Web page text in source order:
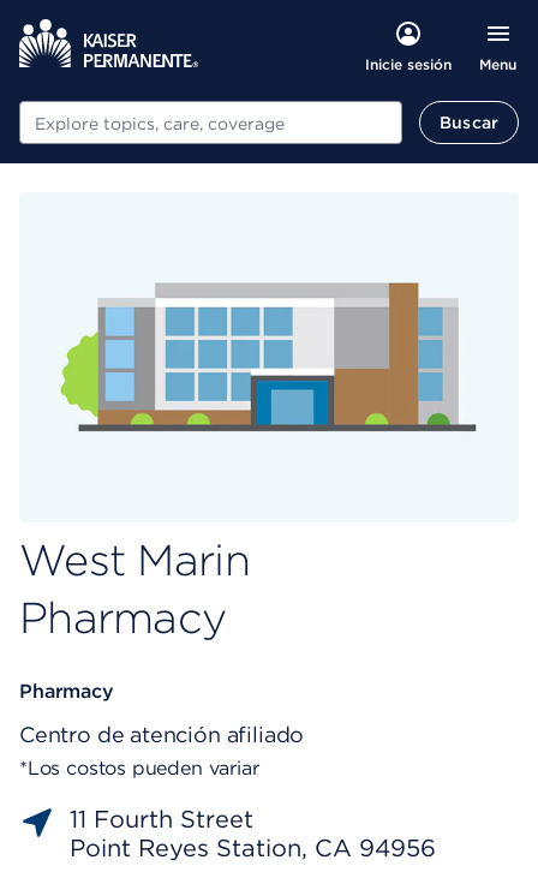
Inicie sesión Menu
Buscar Buscar
West Marin
Pharmacy
Pharmacy
Centro de atención afiliado
*Los costos pueden variar
11 Fourth Street
Point Reyes Station, CA 94956